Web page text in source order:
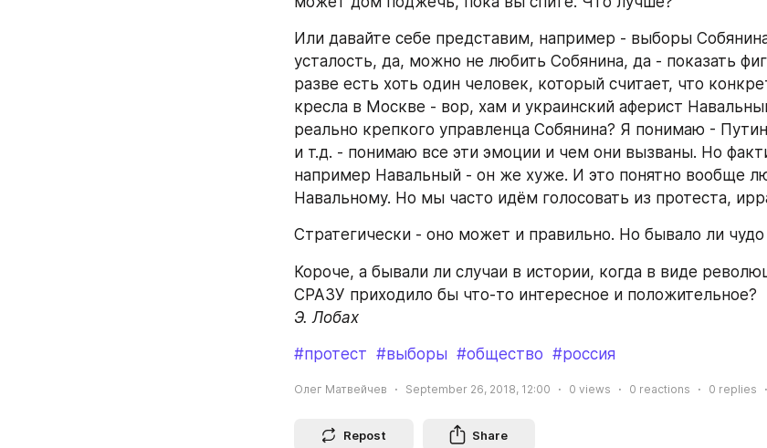
Или давайте себе представим, например - выборы
усталость, да, можно не любить Собянина, да - показать
разве есть хоть один человек, который считает, что
кресла в Москве - вор, хам и украинский аферист
реально крепкого управленца Собянина? Я понимаю -
и т.д. - понимаю все эти эмоции и чем они вызваны. Но
например Навальный - он же хуже. И это понятно вообще
Навальному. Но мы часто идём голосовать из протеста,
Стратегически - оно может и правильно. Но бывало ли
Короче, а бывали ли случаи в истории, когда в виде
СРАЗУ приходило бы что-то интересное и положительное?
Э. Лобах
#протест #выборы #общество #россия
Олег Матвейчев September 26, 2018, 12:00 0 views 0 reactions 0 replies
Repost Share